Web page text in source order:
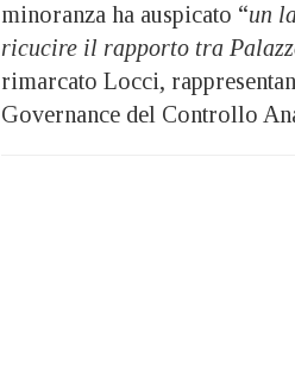
minoranza ha auspicato “un
ricucire il rapporto tra
rimarcato Locci,
Governance del Controllo